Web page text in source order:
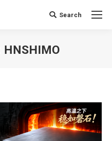
Search:
Search
HNSHIMO